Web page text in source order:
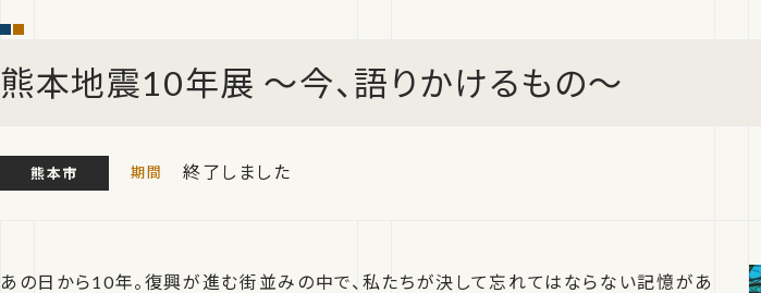
熊本地震10年展 ～今、語りかけるもの～
熊本市 終了しました
あの日から10年。復興が進む街並みの中で、私たちが決して忘れてはならない記憶があ